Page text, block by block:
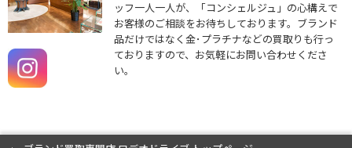
ッフ一人一人が、「コンシェルジュ」の心構えで
お客様のご相談をお待ちしております。ブランド
品だけではなく金･プラチナなどの買取りも行っ
ておりますので、お気軽にお問い合わせくださ
い。